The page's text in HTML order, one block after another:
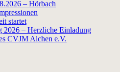
– Hörbach
startet
2026 – Herzliche Einladung
CVJM Alchen e.V.